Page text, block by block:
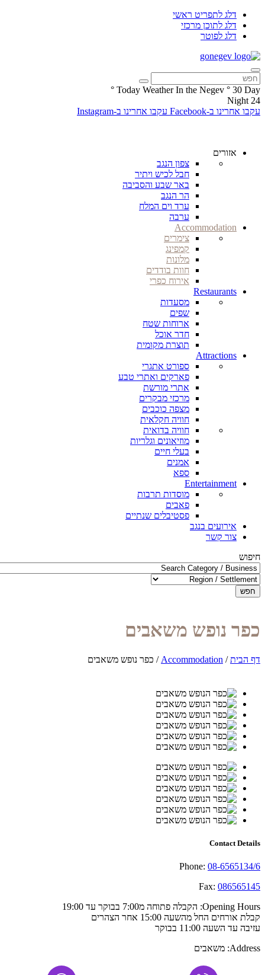
דלג לתפריט ראשי
דלג לתוכן מרכזי
דלג לפוטר
Today Weather In the Negev ° 30 Day
°
24
Night
עקבו אחרינו ב-Facebook
עקבו אחרינו ב-Instagram
אזורים
צפון הנגב
חבל לכיש ויתיר
באר שבע והסביבה
הר הנגב
ערד וים המלח
ערבה
Accommodation
צימרים
קמפינג
מלונות
חוות בודדים
אירוח כפרי
Restaurants
מסעדות
שפים
ארוחות שטח
חדר אוכל
תוצרת מקומית
Attractions
ספורט אתגרי
פארקים ואתרי טבע
אתרי מורשת
מרכזי מבקרים
מצפה כוכבים
חוויה חקלאית
חוויה בדואית
מוזיאונים וגלריות
בעלי חיים
אמנים
ספא
Entertainment
מוסדות תרבות
פאבים
פסטיבלים שנתיים
אירועים בנגב
צור קשר
חיפוש
חפש
כפר נופש משאבים
דף הבית/
Accommodation
/ כפר נופש משאבים
Contact Details
Phone: 08-6565134/6
Fax: 086565145
Opening Hours: הקבלה פתוחה מ7:00 בבוקר עד 19:00
קבלת אורחים החל מהשעה 15:00 אחר הצהרים
עזיבה עד השעה 11:00 בבוקר
Address: משאבים